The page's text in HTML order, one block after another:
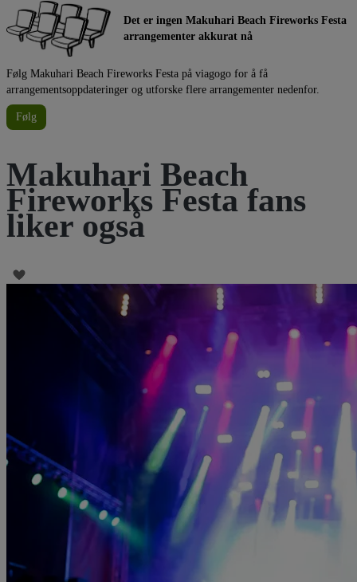
Det er ingen Makuhari Beach Fireworks Festa
arrangementer akkurat nå
Følg Makuhari Beach Fireworks Festa på viagogo for å få
arrangementsoppdateringer og utforske flere arrangementer nedenfor.
Følg
Makuhari Beach
Fireworks Festa fans
liker også